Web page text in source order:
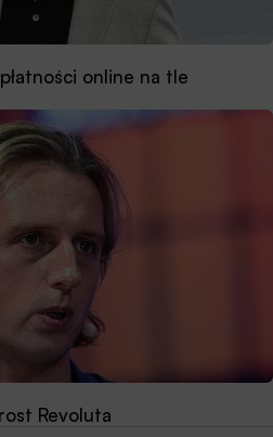
online na tle
Revoluta